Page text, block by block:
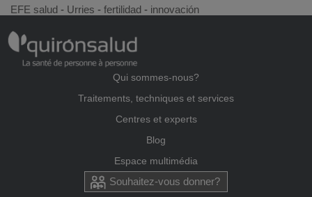
EFE salud - Urries - fertilidad - innovación
Qui sommes-nous?
Traitements, techniques et services
Centres et experts
Blog
Espace multimédia
Souhaitez-vous donner?